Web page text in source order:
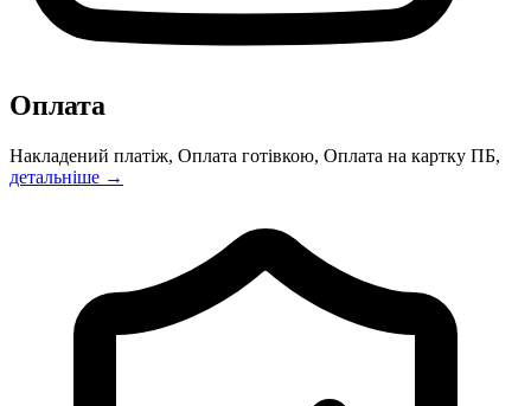
Оплата
Накладений платіж, Оплата готівкою, Оплата на картку ПБ,
детальніше →